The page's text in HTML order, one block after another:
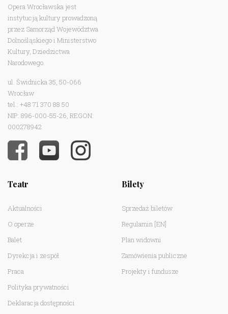
Opera Wrocławska jest
instytucją kultury prowadzoną
przez Samorząd Województwa
Dolnośląskiego i Ministerstwo
Kultury, Dziedzictwa
Narodowego.
ul. Świdnicka 35, 50-066
Wrocław
tel.: +48 71 370 88 50
NIP: 896-000-55-26, REGON:
000278942
Teatr
Aktualności
O operze
Balet
Dyrekcja i zespół
Praca
Polityka prywatności
Deklaracja dostępności
Bilety
Sprzedaż biletów
Regulamin [EN]
Plan widowni
Zamówienia publiczne
Projekty i fundusze